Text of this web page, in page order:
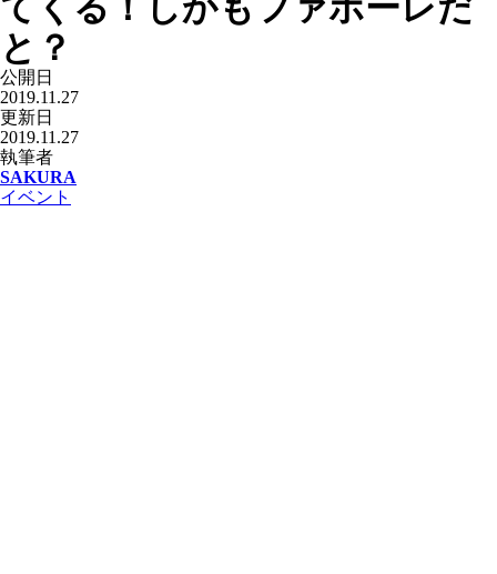
と？
公開日
2019.11.27
更新日
2019.11.27
執筆者
SAKURA
イベント